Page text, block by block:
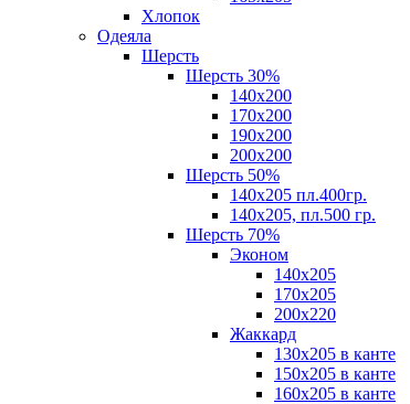
Хлопок
Одеяла
Шерсть
Шерсть 30%
140х200
170х200
190х200
200х200
Шерсть 50%
140х205 пл.400гр.
140х205, пл.500 гр.
Шерсть 70%
Эконом
140х205
170х205
200х220
Жаккард
130х205 в канте
150х205 в канте
160х205 в канте